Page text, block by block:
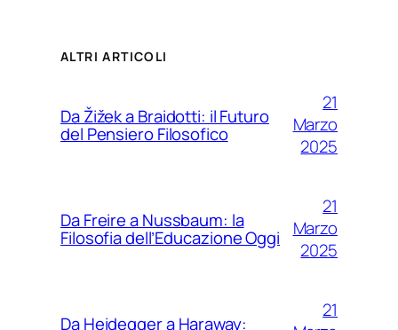
ALTRI ARTICOLI
Da Žižek a Braidotti: il Futuro
del Pensiero Filosofico
21
Marzo
2025
Da Freire a Nussbaum: la
Filosofia dell’Educazione Oggi
21
Marzo
2025
Da Heidegger a Haraway:
21